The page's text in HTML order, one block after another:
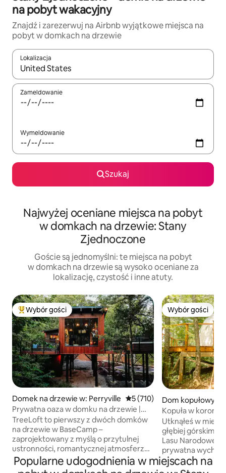
na pobyt wakacyjny
Znajdź i zarezerwuj na Airbnb wyjątkowe miejsca na
pobyt w domkach na drzewie
Lokalizacja
Gdy wyniki będą dostępne, możesz poruszać się po nich za
Zameldowanie
Wymeldowanie
Szukaj
Najwyżej oceniane miejsca na pobyt
w domkach na drzewie: Stany
Zjednoczone
Goście są jednomyślni: te miejsca na pobyt
w domkach na drzewie są wysoko oceniane za
lokalizację, czystość i inne atuty.
Najpopularniejsze z kategorii Wybór gości
Wybór gości
Domek na drzewie w: Perryville Średnia ocena: 5 na 5, liczba
5 (710)
Prywatna oaza w domku na drzewie |
Wanna z hydromasażem
TreeLoft to pierwszy z dwóch domków
na drzewie w BaseCamp –
zaprojektowany z myślą o przytulnej
ustronności, romantycznej atmosferze
i odpoczynku. Położony w prywatnym
lesie zaledwie godzinę drogi od St. Louis,
Wybór gości
Wybór gości
Dom kopułowy
Kopuła w
Blue Ridge,
Utknąłeś w
głębiej górskim
Lasu
prywatna
Spaceruj po 3
wodospadów w
Popularne udogodnienia w miejscach na